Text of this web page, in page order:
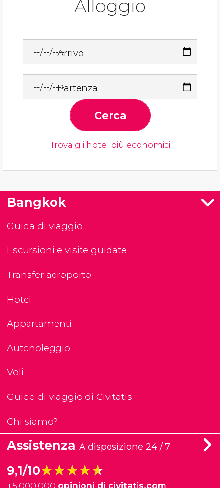
Alloggio
Arrivo
Partenza
Cerca
Trova gli hotel più economici
Bangkok
Guida di viaggio
Escursioni e visite guidate
Transfer aeroporto
Hotel
Appartamenti
Autonoleggio
Voli
Guide di viaggio di Civitatis
Chi siamo?
Assistenza A disposizione 24 / 7
9,1/10★★★★★
★★★★★
+5.000.000 opinioni di civitatis.com